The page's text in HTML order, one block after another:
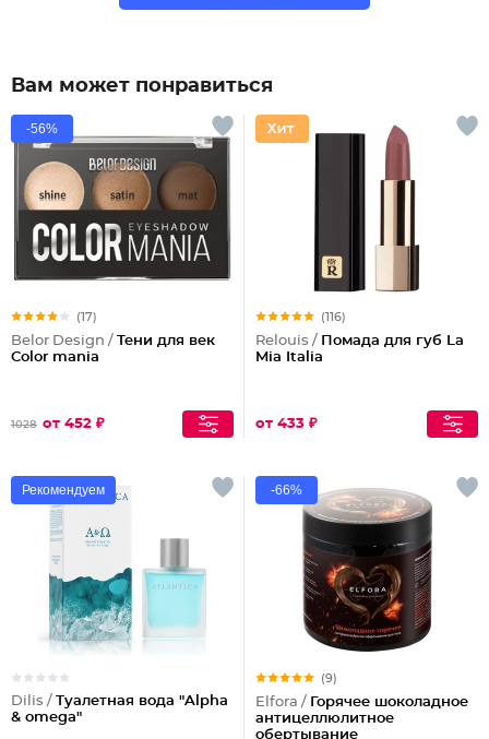
Вам может понравиться
-56%
(17)
Belor Design / Тени для век
Color mania
1028 от 452 ₽
(116)
Relouis / Помада для губ La
Mia Italia
от 433 ₽
Рекомендуем
Dilis / Туалетная вода "Alpha
& omega"
-66%
(9)
Elfora / Горячее шоколадное
антицеллюлитное
обертывание